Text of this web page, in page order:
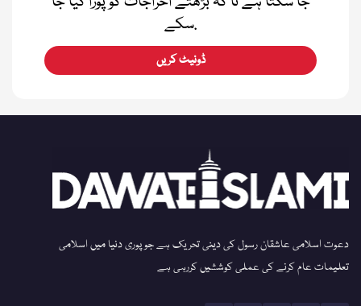
سکے.
ڈونیٹ کریں
دعوت اسلامی عاشقان رسول کی دینی تحریک ہے جو پوری دنیا میں اسلامی
تعلیمات عام کرنے کی عملی کوششیں کررہی ہے